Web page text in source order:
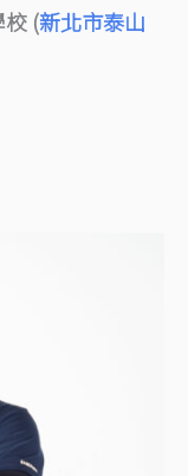
(新北市泰山